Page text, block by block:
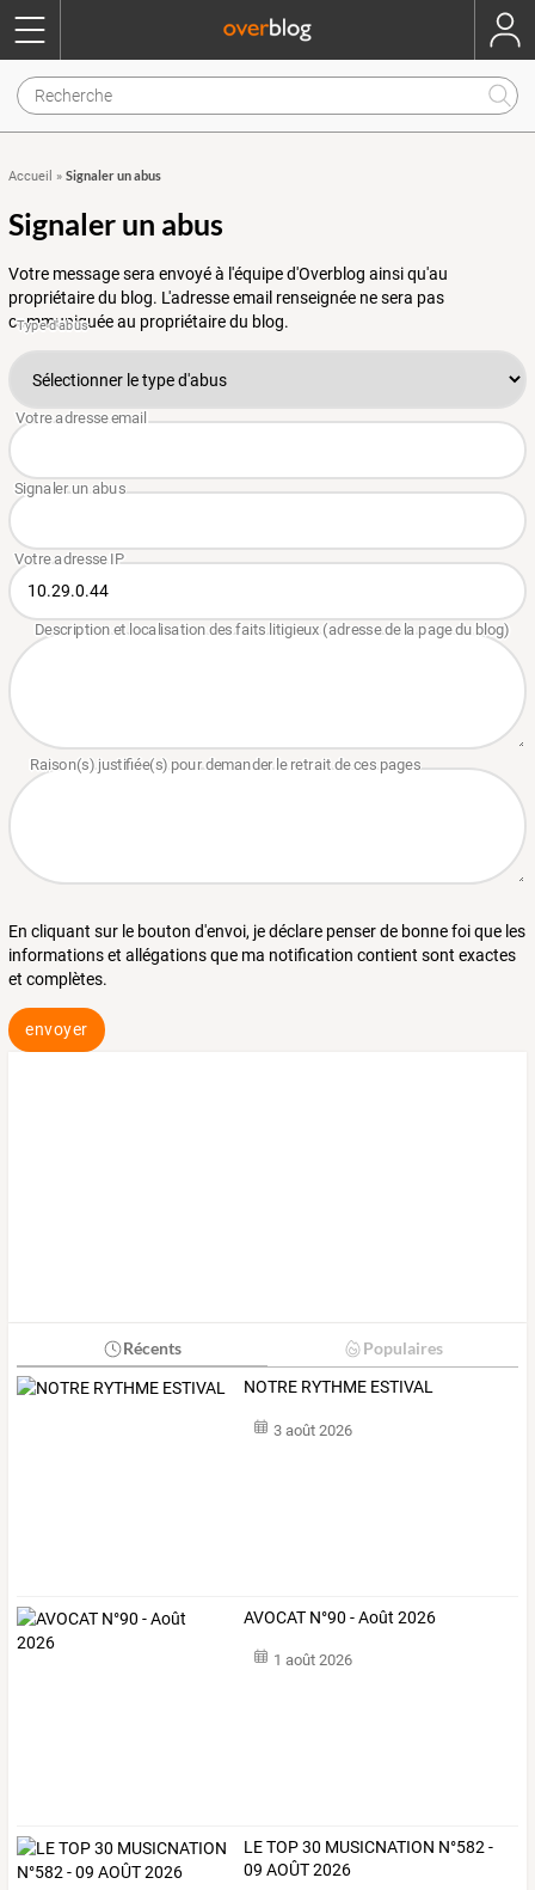
Accueil » Signaler un abus
Signaler un abus
Votre message sera envoyé à l'équipe d'Overblog ainsi qu'au
propriétaire du blog. L'adresse email renseignée ne sera pas
communiquée au propriétaire du blog.
En cliquant sur le bouton d'envoi, je déclare penser de bonne foi que les
informations et allégations que ma notification contient sont exactes
et complètes.
envoyer
Récents Populaires
NOTRE RYTHME ESTIVAL
3 août 2026
AVOCAT N°90 - Août 2026
1 août 2026
LE TOP 30 MUSICNATION N°582 -
09 AOÛT 2026